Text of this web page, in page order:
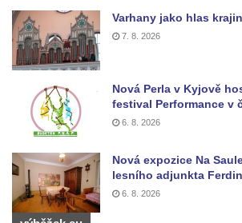
nad Vltavou
Hrob Václava Kufnera na hřbitově v Lužci
nad Vltavou
Pomník vojákům Rudé armády na hřbitově
v Lužci nad Vltavou
Pomník Ladislava Sedláčka a Karla Pelce u
silnice severně od Lužce nad Vltavou
Kenotaf Alfeda Harnische na hřbitově v
Hrobčicích
Varhany jako hlas
7. 8. 2026
Nová Perla v Kyjově
festival Performance v
6. 8. 2026
Nová expozice Na
lesního adjunkta
6. 8. 2026